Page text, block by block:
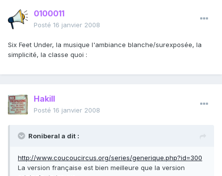
0100011
Posté 16 janvier 2008
Six Feet Under, la musique l'ambiance blanche/surexposée, la
simplicité, la classe quoi :
Hakill
Posté 16 janvier 2008
Roniberal a dit :
http://www.coucoucircus.org/series/generique.php?id=300
La version française est bien meilleure que la version